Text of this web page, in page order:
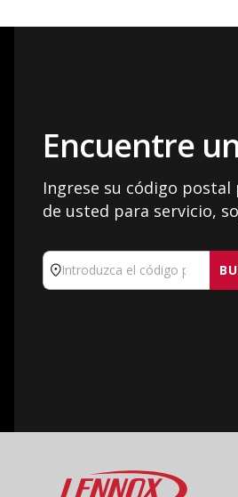
Encuentre
Ingrese su código
de usted para servicio,
Introduzca el código postal
Lennox